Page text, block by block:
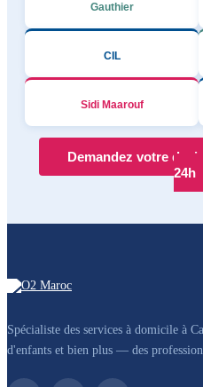
Gauthier
CIL
Sidi Maarouf
Demandez votre
24h
Spécialiste des services à domicile à
d'enfants et bien plus — des